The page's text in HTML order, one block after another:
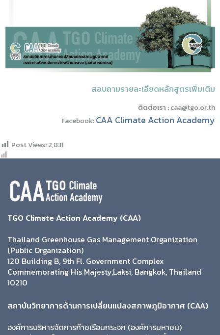
สอบถามรายละเอียดหลักสูตรเพิ่มเติม
ติดต่อเรา :caa@tgo.or.th
Facebook:CAA Climate Action Academy
Post Views:2,831
TGO Climate Action Academy (CAA)
Thailand Greenhouse Gas Management Organization
(Public Organization)
120 Building B, 9th Fl. Government Complex
Commemorating His Majesty,Laksi, Bangkok, Thailand
10210
สถาบันวิทยาการด้านการเปลี่ยนแปลงสภาพภูมิอากาศ (CAA)
องค์การบริหารจัดการก๊าซเรือนกระจก (องค์การมหาชน)